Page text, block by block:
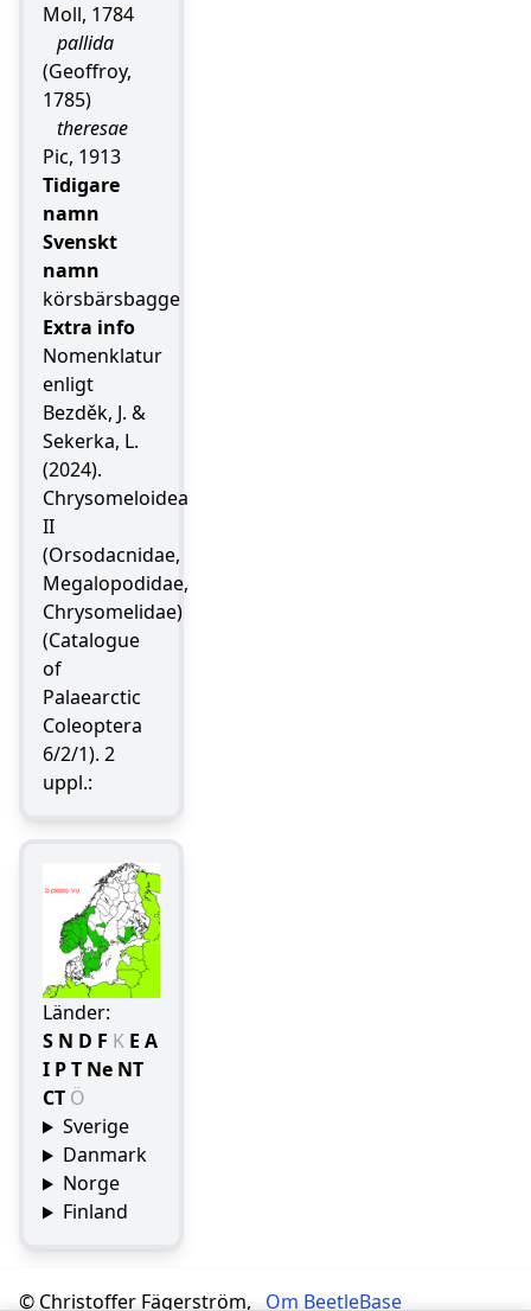
Moll, 1784
pallida
(Geoffroy,
1785)
theresae
Pic, 1913
Tidigare
namn
Svenskt
namn
körsbärsbagge
Extra info
Nomenklatur
enligt
Bezděk, J. &
Sekerka, L.
(2024).
Chrysomeloidea
II
(Orsodacnidae,
Megalopodidae,
Chrysomelidae)
(Catalogue
of
Palaearctic
Coleoptera
6/2/1). 2
uppl.:
Länder:
S N D F K E A
I PT Ne NT
CT Ö
Sverige
Danmark
Norge
Finland
© Christoffer Fägerström, Om BeetleBase